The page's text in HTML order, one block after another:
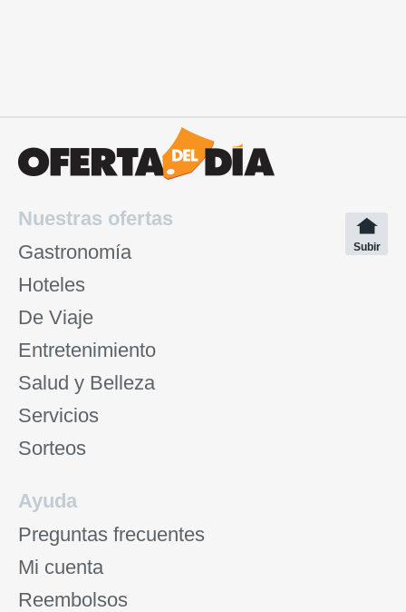
Nuestras ofertas
Gastronomía
Hoteles
De Viaje
Entretenimiento
Salud y Belleza
Servicios
Sorteos
Subir
Ayuda
Preguntas frecuentes
Mi cuenta
Reembolsos